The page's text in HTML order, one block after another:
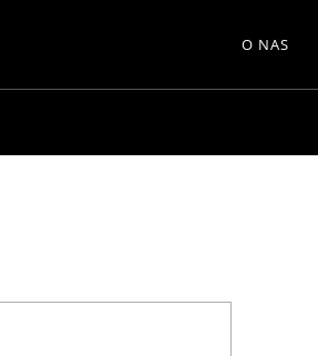
O NAS